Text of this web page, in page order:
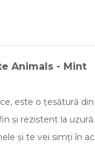
Animals - Mint
este o țesătură
și rezistent la uzură.
și te vei simți în